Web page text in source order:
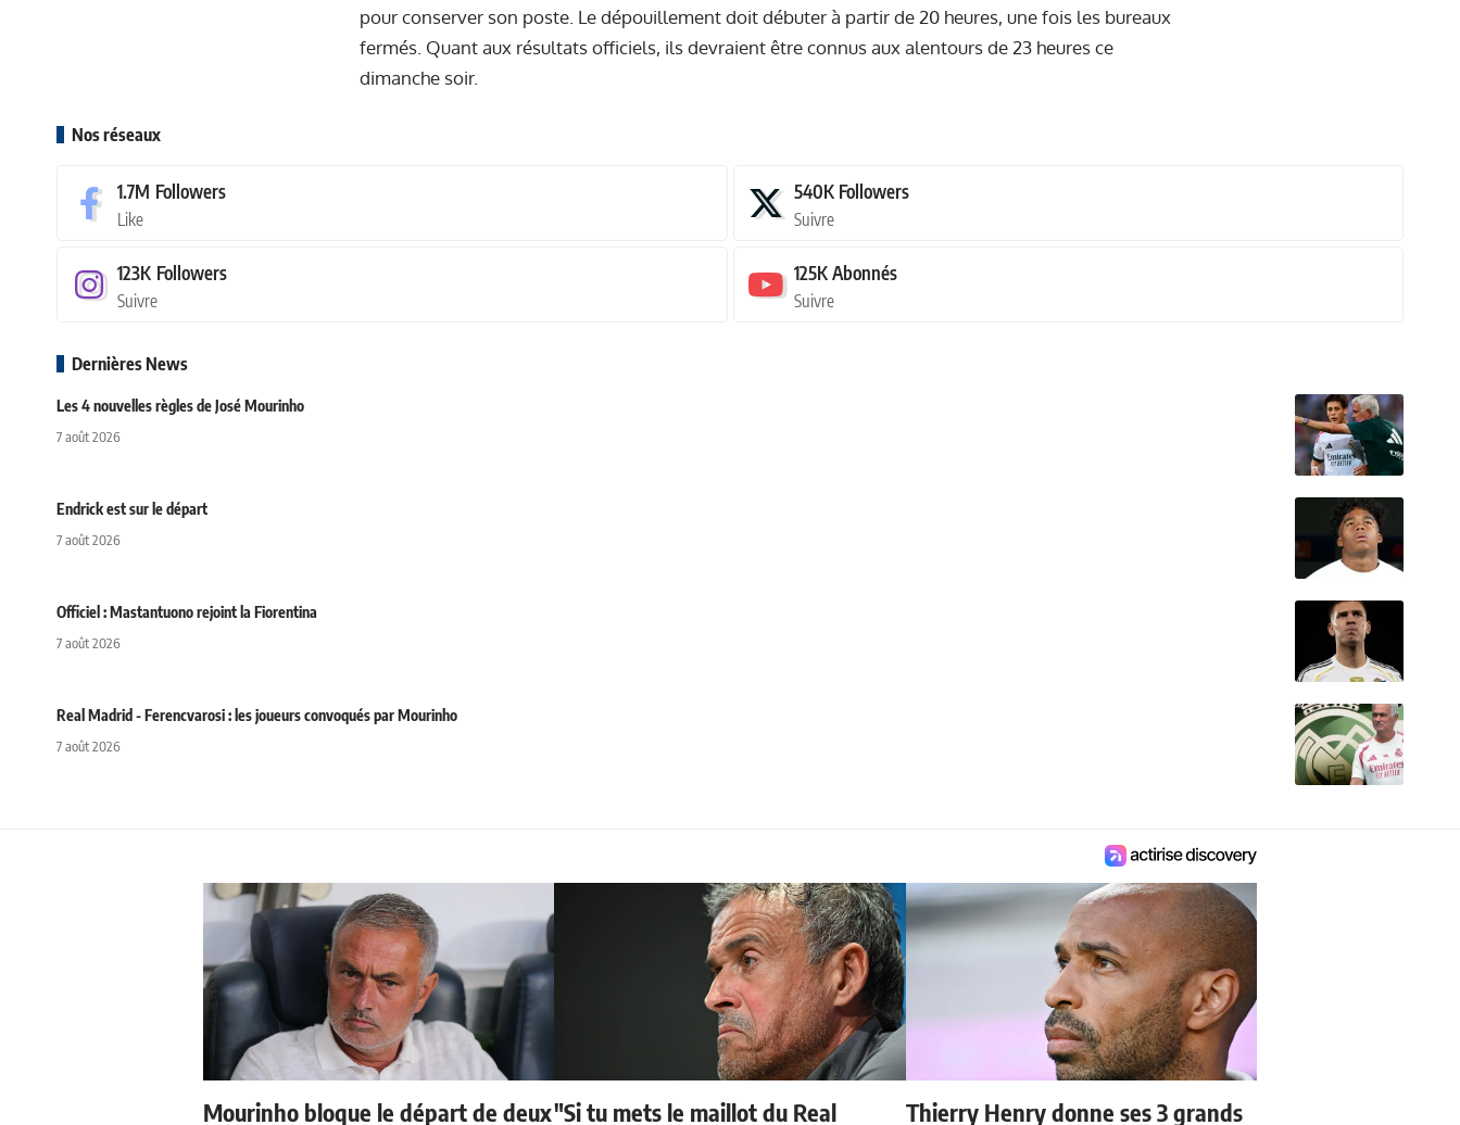
pour conserver son poste. Le dépouillement doit débuter à partir de 20 heures, une fois les bureaux
fermés. Quant aux résultats officiels, ils devraient être connus aux alentours de 23 heures ce
dimanche soir.
Nos réseaux
1.7M Followers
Like
540K Followers
Suivre
123K Followers
Suivre
125KAbonnés
Suivre
Dernières News
Les 4 nouvelles règles de José Mourinho
7 août 2026
Endrick est sur le départ
7 août 2026
Officiel : Mastantuono rejoint la Fiorentina
7 août 2026
Real Madrid - Ferencvarosi : les joueurs convoqués par Mourinho
7 août 2026
Mourinho bloque le départ de deux"Si tu mets le maillot du Real Thierry Henry donne ses 3 grands